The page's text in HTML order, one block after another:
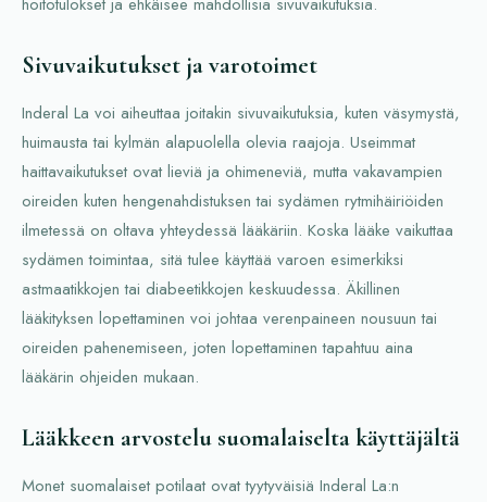
hoitotulokset ja ehkäisee mahdollisia sivuvaikutuksia.
Sivuvaikutukset ja varotoimet
Inderal La voi aiheuttaa joitakin sivuvaikutuksia, kuten väsymystä,
huimausta tai kylmän alapuolella olevia raajoja. Useimmat
haittavaikutukset ovat lieviä ja ohimeneviä, mutta vakavampien
oireiden kuten hengenahdistuksen tai sydämen rytmihäiriöiden
ilmetessä on oltava yhteydessä lääkäriin. Koska lääke vaikuttaa
sydämen toimintaa, sitä tulee käyttää varoen esimerkiksi
astmaatikkojen tai diabeetikkojen keskuudessa. Äkillinen
lääkityksen lopettaminen voi johtaa verenpaineen nousuun tai
oireiden pahenemiseen, joten lopettaminen tapahtuu aina
lääkärin ohjeiden mukaan.
Lääkkeen arvostelu suomalaiselta käyttäjältä
Monet suomalaiset potilaat ovat tyytyväisiä Inderal La:n